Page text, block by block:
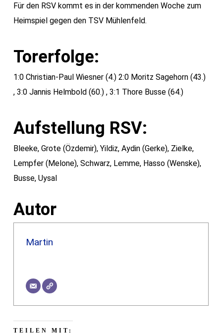
Für den RSV kommt es in der kommenden Woche zum
Heimspiel gegen den TSV Mühlenfeld.
Torerfolge:
1:0 Christian-Paul Wiesner (4.) 2:0 Moritz Sagehorn (43.)
, 3:0 Jannis Helmbold (60.) , 3:1 Thore Busse (64.)
Aufstellung RSV:
Bleeke, Grote (Özdemir), Yildiz, Aydin (Gerke), Zielke,
Lempfer (Melone), Schwarz, Lemme, Hasso (Wenske),
Busse, Uysal
Autor
Martin
TEILEN MIT: